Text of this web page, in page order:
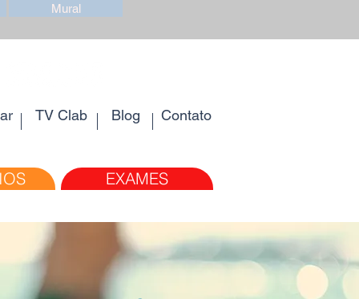
Mural
TV Clab Blog Contato
EXAMES